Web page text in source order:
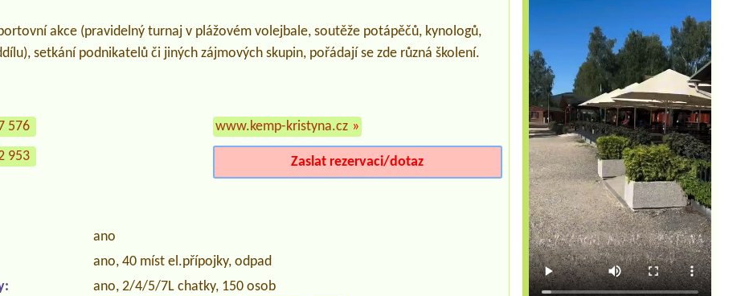
akce (pravidelný turnaj v plážovém volejbale, soutěže potápěčů, kynologů,
setkání podnikatelů či jiných zájmových skupin, pořádají se zde různá školení.
576
953
www.kemp-kristyna.cz »
Zaslat rezervaci/dotaz
ano
ano, 40 míst el.přípojky, odpad
ano, 2/4/5/7L chatky, 150 osob